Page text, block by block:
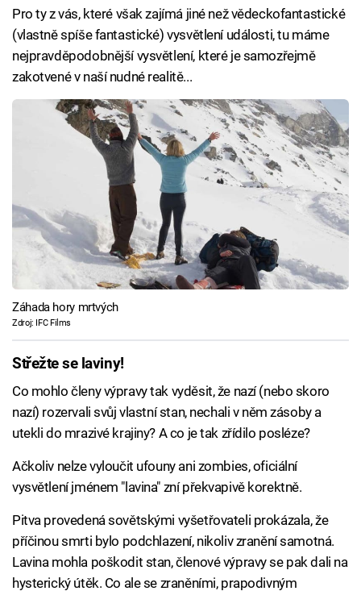
Pro ty z vás, které však zajímá jiné než vědeckofantastické
(vlastně spíše fantastické) vysvětlení události, tu máme
nejpravděpodobnější vysvětlení, které je samozřejmě
zakotvené v naší nudné realitě...
Záhada hory mrtvých
Zdroj: IFC Films
Střežte se laviny!
Co mohlo členy výpravy tak vyděsit, že nazí (nebo skoro
nazí) rozervali svůj vlastní stan, nechali v něm zásoby a
utekli do mrazivé krajiny? A co je tak zřídilo posléze?
Ačkoliv nelze vyloučit ufouny ani zombies, oficiální
vysvětlení jménem "lavina" zní překvapivě korektně.
Pitva provedená sovětskými vyšetřovateli prokázala, že
příčinou smrti bylo podchlazení, nikoliv zranění samotná.
Lavina mohla poškodit stan, členové výpravy se pak dali na
hysterický útěk. Co ale se zraněními, prapodivným